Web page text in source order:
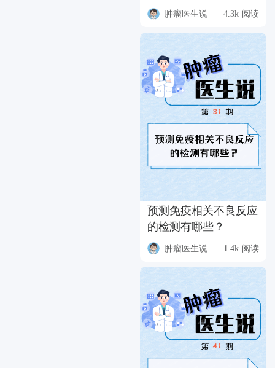
肿瘤医生说 4.3k 阅读
预测免疫相关不良反应
的检测有哪些？
肿瘤医生说 1.4k 阅读